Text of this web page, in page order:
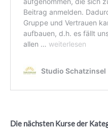
Die nächsten Kurse der